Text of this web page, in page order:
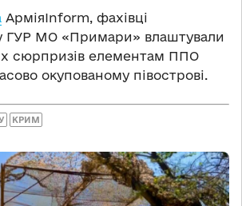
АрміяInform, фахівці
ГУР МО «Примари» влаштували
сюрпризів елементам ППО
окупованому півострові.
КРИМ